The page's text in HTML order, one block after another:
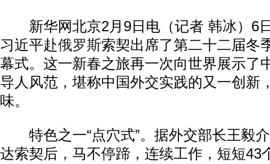
新华网北京2月9日电（记者 韩冰）6
习近平赴俄罗斯索契出席了第二十二届冬
幕式。这一新春之旅再一次向世界展示了
导人风范，堪称中国外交实践的又一创新
味。
特色之一“点穴式”。据外交部长王毅
达索契后，马不停蹄，连续工作，短短43